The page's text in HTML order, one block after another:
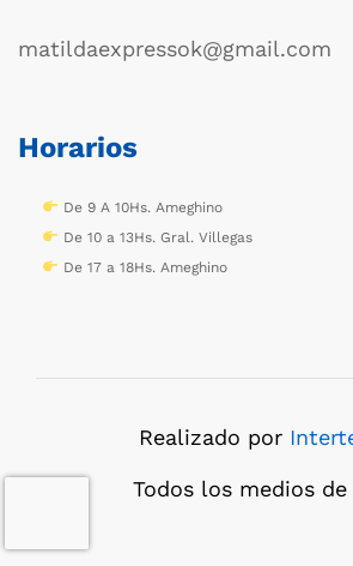
matildaexpressok@gmail.com
Horarios
De 9 A 10Hs. Ameghino
De 10 a 13Hs. Gral. Villegas
De 17 a 18Hs. Ameghino
Realizado por
Todos los medios de